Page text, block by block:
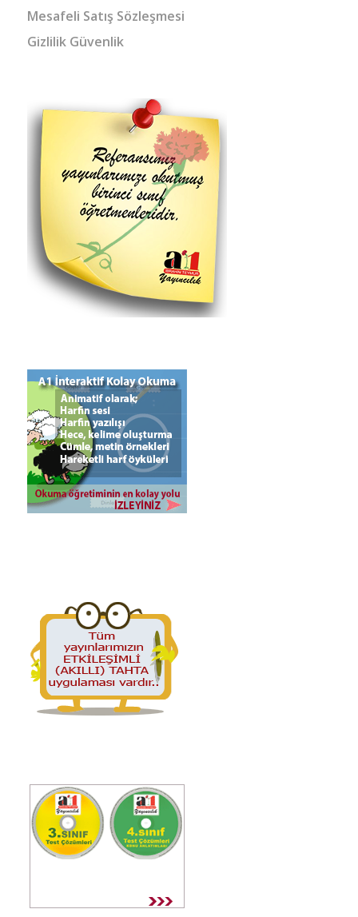
Mesafeli Satış Sözleşmesi
Gizlilik Güvenlik